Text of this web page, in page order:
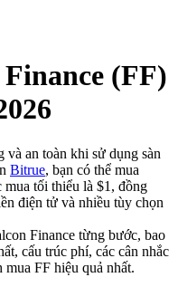
(FF)
và an toàn khi sử dụng sàn
Bitrue, bạn có thể mua
tối thiểu là $1, đồng
điện tử và nhiều tùy chọn
Finance từng bước, bao
cấu trúc phí, các cân nhắc
mua FF hiệu quả nhất.